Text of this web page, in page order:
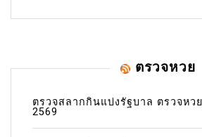
ตรวจหวย
ตรวจสลากกินแบ่งรัฐบาล ตรวจหว
2569